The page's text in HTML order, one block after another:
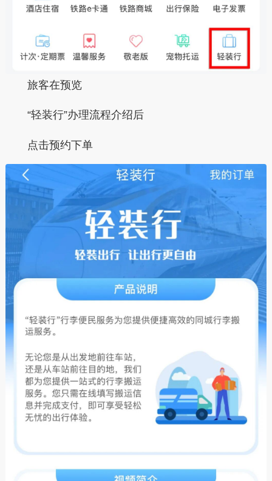
旅客在预览
“轻装行”办理流程介绍后
点击预约下单